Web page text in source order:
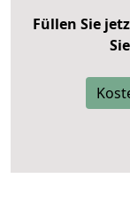
Füllen Sie